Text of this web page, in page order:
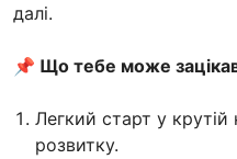
далі.
📌 Що тебе може
Легкий старт у крутій
розвитку.